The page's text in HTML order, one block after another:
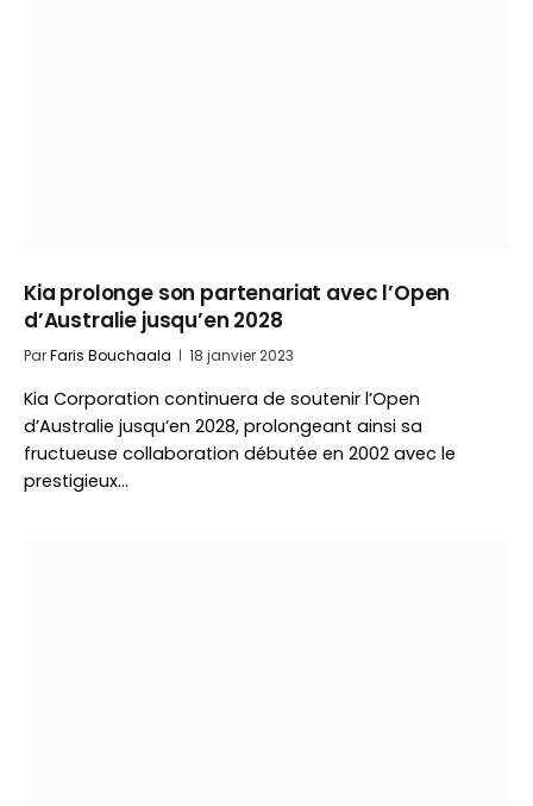
Kia prolonge son partenariat avec l’Open
d’Australie jusqu’en 2028
ParFaris Bouchaala 18 janvier 2023
Kia Corporation continuera de soutenir l’Open
d’Australie jusqu’en 2028, prolongeant ainsi sa
fructueuse collaboration débutée en 2002 avec le
prestigieux…